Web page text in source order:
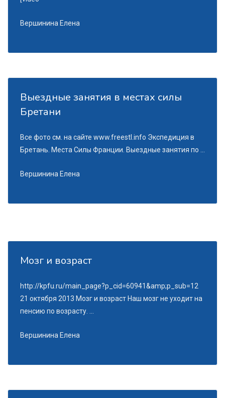
Вершинина Елена
Выездные занятия в местах силы
Бретани
Все фото см. на сайте www.freestl.info Экспедиция в
Бретань. Места Силы Франции. Выездные занятия по ...
Вершинина Елена
Мозг и возраст
http://kpfu.ru/main_page?p_cid=60941&amp;p_sub=12
21 октября 2013 Мозг и возраст Наш мозг не уходит на
пенсию по возрасту. ...
Вершинина Елена